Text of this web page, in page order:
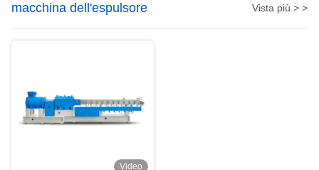
macchina dell'espulsore Vista più > >
Video